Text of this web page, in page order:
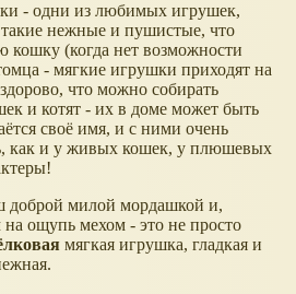
- одни из любимых игрушек,
такие нежные и пушистые, что
кошку (когда нет возможности
- мягкие игрушки приходят на
что можно собирать
и котят - их в доме может быть
своё имя, и с ними очень
как и у живых кошек, у плюшевых
доброй милой мордашкой и,
ощупь мехом - это не просто
мягкая игрушка, гладкая и